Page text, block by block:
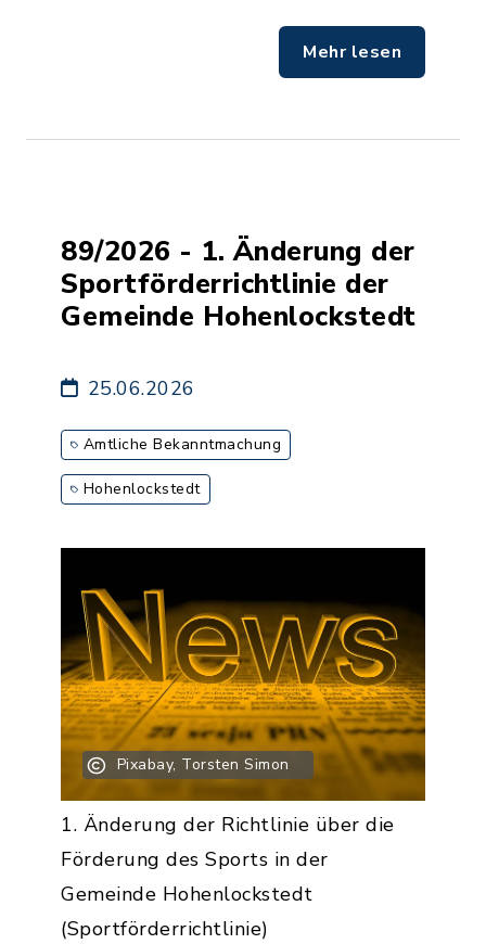
Mehr lesen
89/2026 - 1. Änderung der
Sportförderrichtlinie der
Gemeinde Hohenlockstedt
25.06.2026
Amtliche Bekanntmachung
Hohenlockstedt
Pixabay, Torsten Simon
1. Änderung der Richtlinie über die
Förderung des Sports in der
Gemeinde Hohenlockstedt
(Sportförderrichtlinie)